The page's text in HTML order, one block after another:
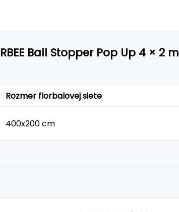
Ball Stopper Pop Up 4 × 2 m
Rozmer florbalovej siete
400x200 cm